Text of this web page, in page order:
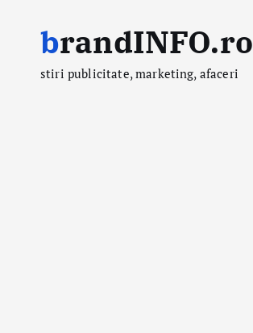
brandINFO.ro
stiri publicitate, marketing, afaceri